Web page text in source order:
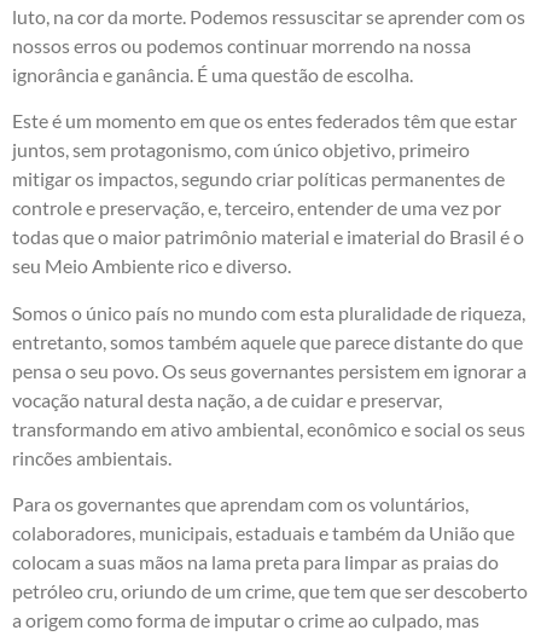
luto, na cor da morte. Podemos ressuscitar se aprender com os
nossos erros ou podemos continuar morrendo na nossa
ignorância e ganância. É uma questão de escolha.
Este é um momento em que os entes federados têm que estar
juntos, sem protagonismo, com único objetivo, primeiro
mitigar os impactos, segundo criar políticas permanentes de
controle e preservação, e, terceiro, entender de uma vez por
todas que o maior patrimônio material e imaterial do Brasil é o
seu Meio Ambiente rico e diverso.
Somos o único país no mundo com esta pluralidade de riqueza,
entretanto, somos também aquele que parece distante do que
pensa o seu povo. Os seus governantes persistem em ignorar a
vocação natural desta nação, a de cuidar e preservar,
transformando em ativo ambiental, econômico e social os seus
rincões ambientais.
Para os governantes que aprendam com os voluntários,
colaboradores, municipais, estaduais e também da União que
colocam a suas mãos na lama preta para limpar as praias do
petróleo cru, oriundo de um crime, que tem que ser descoberto
a origem como forma de imputar o crime ao culpado, mas